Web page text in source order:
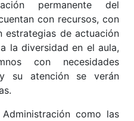
permanente del
con recursos, con
estrategias de actuación
la diversidad en el aula,
con necesidades
su atención se verán
como las